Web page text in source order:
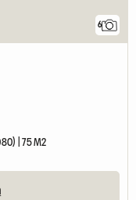
6
| 75 M2